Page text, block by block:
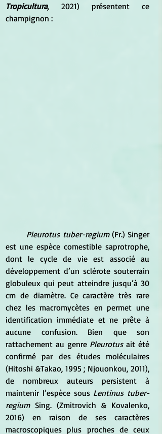
Tropicultura, 2021) présentent ce
champignon :
Pleurotus tuber-regium (Fr.) Singer
est une espèce comestible saprotrophe,
dont le cycle de vie est associé au
développement d’un sclérote souterrain
globuleux qui peut atteindre jusqu’à 30
cm de diamètre. Ce caractère très rare
chez les macromycètes en permet une
identification immédiate et ne prête à
aucune confusion. Bien que son
rattachement au genre Pleurotus ait été
confirmé par des études moléculaires
(Hitoshi &Takao, 1995 ; Njouonkou, 2011),
de nombreux auteurs persistent à
maintenir l’espèce sous Lentinus tuber-
regium Sing. (Zmitrovich & Kovalenko,
2016) en raison de ses caractères
macroscopiques plus proches de ceux